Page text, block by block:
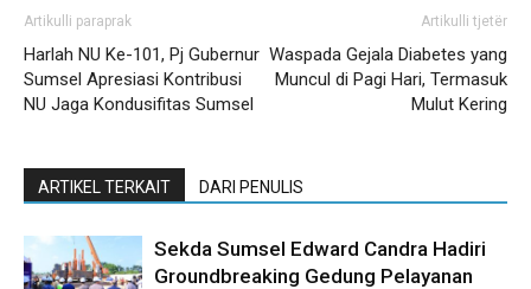
Artikulli paraprak
Harlah NU Ke-101, Pj Gubernur
Sumsel Apresiasi Kontribusi
NU Jaga Kondusifitas Sumsel
Artikulli tjetër
Waspada Gejala Diabetes yang
Muncul di Pagi Hari, Termasuk
Mulut Kering
ARTIKEL TERKAIT DARI PENULIS
Sekda Sumsel Edward Candra Hadiri
Groundbreaking Gedung Pelayanan